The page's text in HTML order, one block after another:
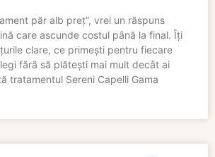
păr alb preț”, vrei un răspuns
care ascunde costul până la final. Îți
clare, ce primești pentru fiecare
fără să plătești mai mult decât ai
tratamentul Sereni Capelli Gama